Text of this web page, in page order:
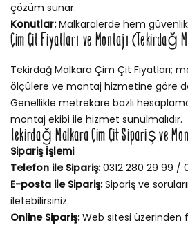
çözüm sunar.
Konutlar:Malkaralerde hem güvenlik
Çim Çit Fiyatları ve Montajı (Tekirdağ
Tekirdağ Malkara Çim Çit Fiyatları;
ölçülere ve montaj hizmetine göre
Genellikle metrekare bazlı
montaj ekibi ile hizmet sunulmalıdır.
Tekirdağ Malkara Çim Çit Sipariş ve
Sipariş İşlemi
Telefon ile Sipariş:0312 280 29 99 /
E-posta ile Sipariş:Sipariş ve
iletebilirsiniz.
Online Sipariş:Web sitesi üzerinden